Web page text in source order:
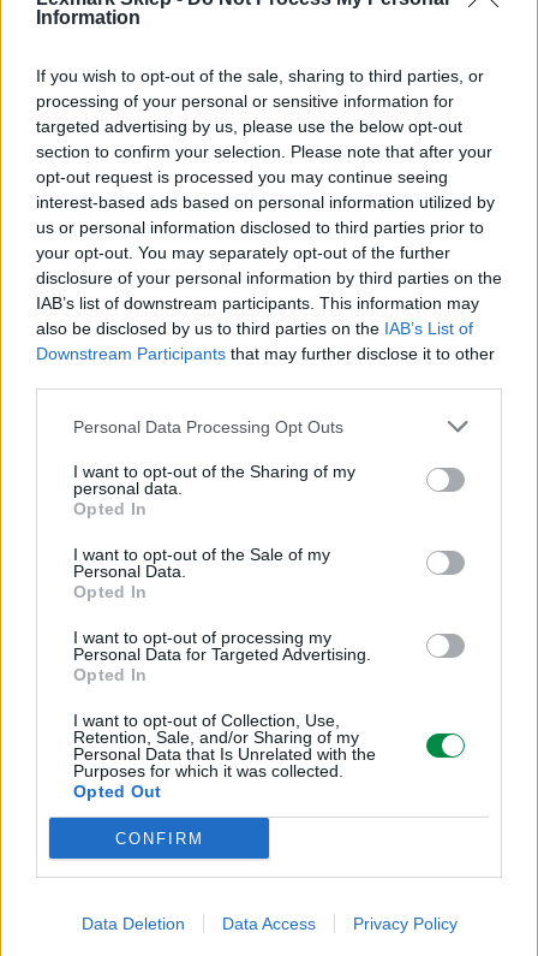
Information
If you wish to opt-out of the sale, sharing to third parties, or
processing of your personal or sensitive information for
targeted advertising by us, please use the below opt-out
section to confirm your selection. Please note that after your
opt-out request is processed you may continue seeing
interest-based ads based on personal information utilized by
us or personal information disclosed to third parties prior to
your opt-out. You may separately opt-out of the further
disclosure of your personal information by third parties on the
IAB’s list of downstream participants. This information may
also be disclosed by us to third parties on the IAB’s List of
Downstream Participants that may further disclose it to other
Personal Data Processing Opt Outs
I want to opt-out of the Sharing of my
personal data.
Opted In
I want to opt-out of the Sale of my
Personal Data.
Opted In
I want to opt-out of processing my
Personal Data for Targeted Advertising.
Opted In
I want to opt-out of Collection, Use,
Retention, Sale, and/or Sharing of my
Personal Data that Is Unrelated with the
Purposes for which it was collected.
Opted Out
CONFIRM
Data Deletion Data Access Privacy Policy
Informacje handlowe
Kod producenta
C925H2YG
Dane producenta
Lexmark International Technology S.a.r.l.
ICC - Bloc A - 20
Route de Pre-Bois Case Postale 508 15
CH-1215 Geneve Szwajcaria
info_pl@lexmark.com
Podmiot odpowiedzialny
Lexmark International Polska Sp. z o.o.
ul. Wołoska 5
02-675 Warszawa
Pomoc techniczna
https://support.lexmark.com/pl_pl.html